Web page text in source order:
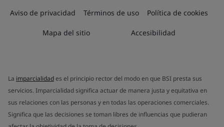
Aviso de privacidad Términos de uso Política de cookies
Mapa del sitio Accesibilidad
La imparcialidades el principio rector del modo en que BSI presta sus
servicios. Imparcialidad significa actuar de manera justa y equitativa en
sus relaciones con las personas y en todas las operaciones comerciales.
Significa que las decisiones se toman libres de influencias que pudieran